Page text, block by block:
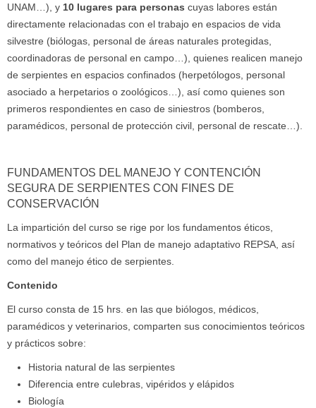
UNAM…), y 10 lugares para personas cuyas labores están
directamente relacionadas con el trabajo en espacios de vida
silvestre (biólogas, personal de áreas naturales protegidas,
coordinadoras de personal en campo…), quienes realicen manejo
de serpientes en espacios confinados (herpetólogos, personal
asociado a herpetarios o zoológicos…), así como quienes son
primeros respondientes en caso de siniestros (bomberos,
paramédicos, personal de protección civil, personal de rescate…).
FUNDAMENTOS DEL MANEJO Y CONTENCIÓN
SEGURA DE SERPIENTES CON FINES DE
CONSERVACIÓN
La impartición del curso se rige por los fundamentos éticos,
normativos y teóricos del Plan de manejo adaptativo REPSA, así
como del manejo ético de serpientes.
Contenido
El curso consta de 15 hrs. en las que biólogos, médicos,
paramédicos y veterinarios, comparten sus conocimientos teóricos
y prácticos sobre:
Historia natural de las serpientes
Diferencia entre culebras, vipéridos y elápidos
Biología